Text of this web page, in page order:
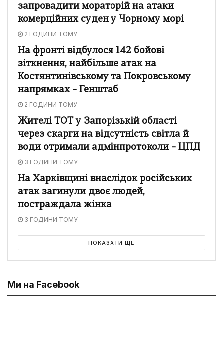
запровадити мораторій на атаки
комерційних суден у Чорному морі
2 ГОДИНИ ТОМУ
На фронті відбулося 142 бойові
зіткнення, найбільше атак на
Костянтинівському та Покровському
напрямках – Генштаб
2 ГОДИНИ ТОМУ
Жителі ТОТ у Запорізькій області
через скарги на відсутність світла й
води отримали адмінпротоколи – ЦПД
3 ГОДИНИ ТОМУ
На Харківщині внаслідок російських
атак загинули двоє людей,
постраждала жінка
3 ГОДИНИ ТОМУ
ПОКАЗАТИ ЩЕ
Ми на Facebook